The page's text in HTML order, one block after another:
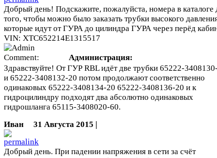
Добрый день! Подскажите, пожалуйста, номера в каталоге
того, чтобы можно было заказать трубки высокого
которые идут от ГУРА до цилиндра ГУРА через перёд
VIN: XTC652214E1315517
Администрация:
Здравствуйте! От ГУР RBL идёт две трубки 65222-
и 65222-3408132-20 потом продолжают соответственно
одинаковых 65222-3408134-20 65222-3408136-20 и к
гидроцилиндру подходят два абсолютно одинаковых
гидрошланга 65115-3408020-60.
Иван
31 Августа 2015 |
Добрый день. При падении напряжения в сети за счёт